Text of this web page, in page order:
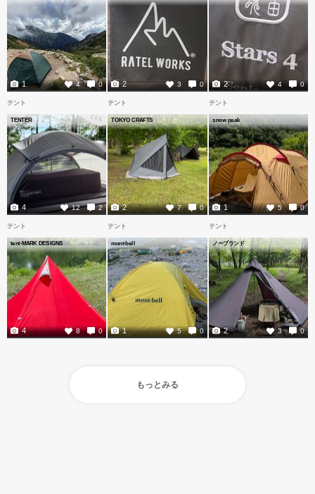
4 0
1 3 0
2 4 0
2
テント
TENTER
12 2
4
テント
TOKYO CRAFTS
7 0
2
テント
snow peak
5 0
1
テント
tent-MARK DESIGNS
8 0
4
テント
mont-bell
5 0
1
テント
ノーブランド
3 0
2
もっとみる